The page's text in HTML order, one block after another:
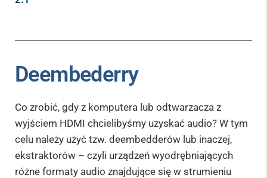
Deembederry
Co zrobić, gdy z komputera lub odtwarzacza z
wyjściem HDMI chcielibyśmy uzyskać audio? W tym
celu należy użyć tzw. deembedderów lub inaczej,
ekstraktorów – czyli urządzeń wyodrębniających
różne formaty audio znajdujące się w strumieniu